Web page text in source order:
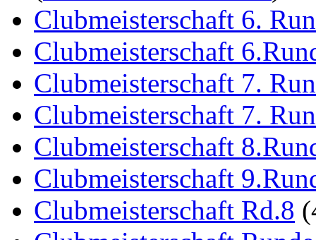
Clubmeisterschaft 6.
Clubmeisterschaft
Clubmeisterschaft 7.
Clubmeisterschaft 7.
Clubmeisterschaft
Clubmeisterschaft
Clubmeisterschaft Rd.8